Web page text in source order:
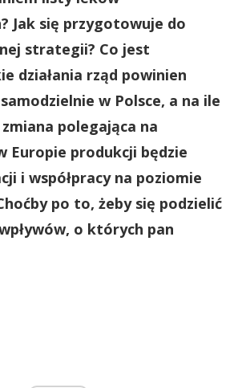
Jak się przygotowuje do
strategii? Co jest
działania rząd powinien
w Polsce, a na ile
polegająca na
Europie produkcji będzie
i współpracy na poziomie
po to, żeby się podzielić
o których pan